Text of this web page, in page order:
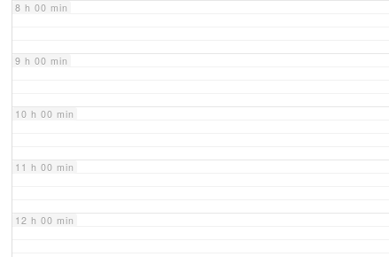
8 h 00 min
9 h 00 min
10 h 00 min
11 h 00 min
12 h 00 min